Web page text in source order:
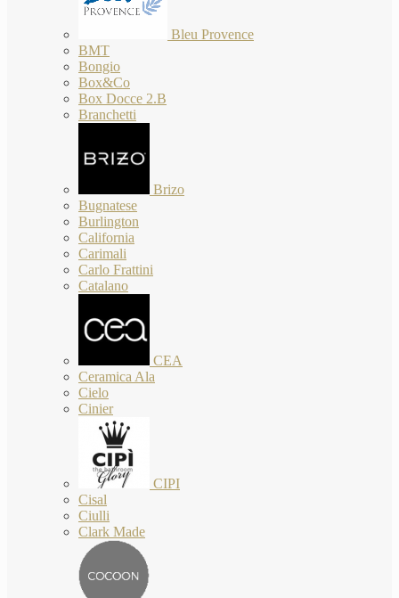
Bleu Provence
BMT
Bongio
Box&Co
Box Docce 2.B
Branchetti
Brizo
Bugnatese
Burlington
California
Carimali
Carlo Frattini
Catalano
CEA
Ceramica Ala
Cielo
Cinier
CIPI
Cisal
Ciulli
Clark Made